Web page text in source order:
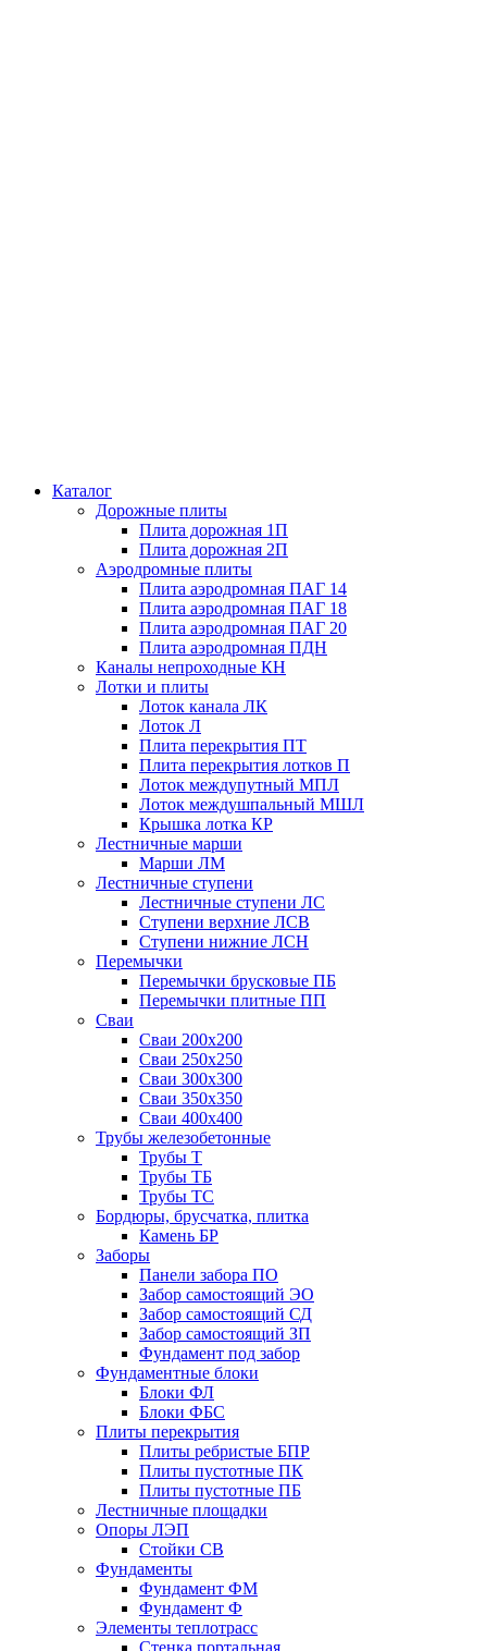
Каталог
Дорожные плиты
Плита дорожная 1П
Плита дорожная 2П
Аэродромные плиты
Плита аэродромная ПАГ 14
Плита аэродромная ПАГ 18
Плита аэродромная ПАГ 20
Плита аэродромная ПДН
Каналы непроходные КН
Лотки и плиты
Лоток канала ЛК
Лоток Л
Плита перекрытия ПТ
Плита перекрытия лотков П
Лоток междупутный МПЛ
Лоток междушпальный МШЛ
Крышка лотка КР
Лестничные марши
Марши ЛМ
Лестничные ступени
Лестничные ступени ЛС
Ступени верхние ЛСВ
Ступени нижние ЛСН
Перемычки
Перемычки брусковые ПБ
Перемычки плитные ПП
Сваи
Сваи 200х200
Сваи 250х250
Сваи 300х300
Сваи 350х350
Сваи 400х400
Трубы железобетонные
Трубы Т
Трубы ТБ
Трубы ТС
Бордюры, брусчатка, плитка
Камень БР
Заборы
Панели забора ПО
Забор самостоящий ЭО
Забор самостоящий СД
Забор самостоящий ЗП
Фyндамент под забор
Фундаментные блоки
Блоки ФЛ
Блоки ФБС
Плиты перекрытия
Плиты ребристые БПР
Плиты пустотные ПК
Плиты пустотные ПБ
Лестничные площадки
Опоры ЛЭП
Стойки СВ
Фундаменты
Фyндамент ФМ
Фyндамент Ф
Элементы теплотрасс
Стенка портальная